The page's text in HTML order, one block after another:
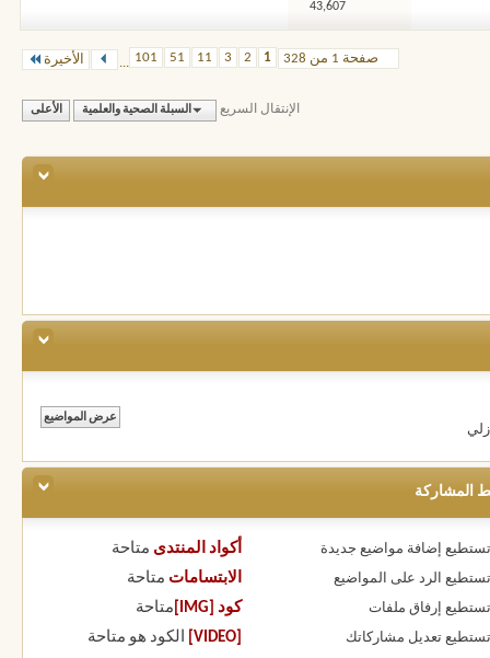
43,607
صفحة 1 من 328 1
2
3
11
51
101
... الأخيرة
الإنتقال السريع السبلة الصحية والعلمية الأعلى
المشاركة
تستطيع إضافة مواضيع جديدة
تستطيع الرد على المواضيع
تستطيع إرفاق ملفات
تستطيع تعديل مشاركاتك
أكواد المنتدى متاحة
الابتسامات متاحة
كود [IMG]
متاحة
الكود هو متاحة